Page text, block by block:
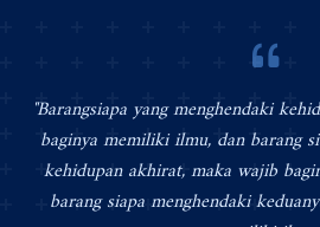
"Barangsiapa yang menghendaki
baginya memiliki ilmu, dan barang
kehidupan akhirat, maka wajib
barang siapa menghendaki